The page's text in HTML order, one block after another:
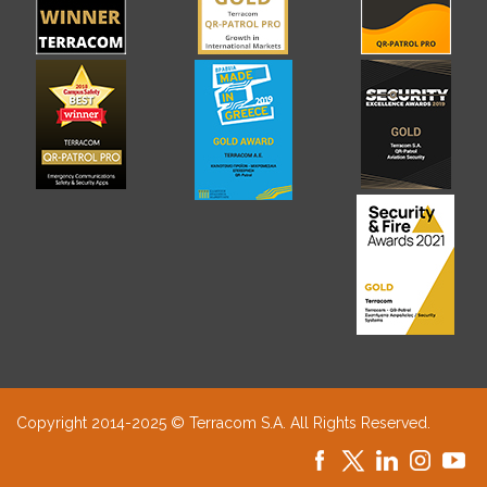
Copyright 2014-2025 © Terracom S.A. All Rights Reserved.